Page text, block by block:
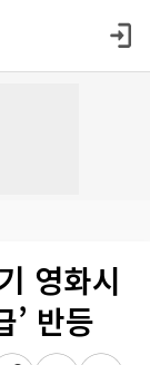
영화시
’ 반등